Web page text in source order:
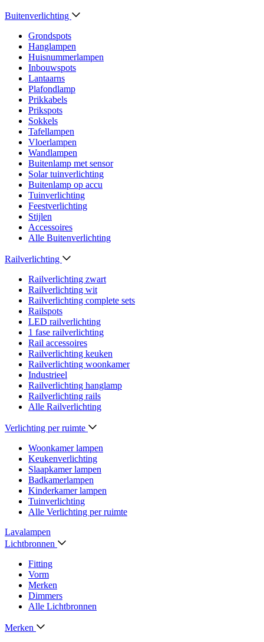
Buitenverlichting
Grondspots
Hanglampen
Huisnummerlampen
Inbouwspots
Lantaarns
Plafondlamp
Prikkabels
Prikspots
Sokkels
Tafellampen
Vloerlampen
Wandlampen
Buitenlamp met sensor
Solar tuinverlichting
Buitenlamp op accu
Tuinverlichting
Feestverlichting
Stijlen
Accessoires
Alle Buitenverlichting
Railverlichting
Railverlichting zwart
Railverlichting wit
Railverlichting complete sets
Railspots
LED railverlichting
1 fase railverlichting
Rail accessoires
Railverlichting keuken
Railverlichting woonkamer
Industrieel
Railverlichting hanglamp
Railverlichting rails
Alle Railverlichting
Verlichting per ruimte
Woonkamer lampen
Keukenverlichting
Slaapkamer lampen
Badkamerlampen
Kinderkamer lampen
Tuinverlichting
Alle Verlichting per ruimte
Lavalampen
Lichtbronnen
Fitting
Vorm
Merken
Dimmers
Alle Lichtbronnen
Merken